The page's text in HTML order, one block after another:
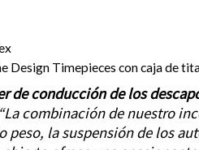
Design Timepieces con caja de
de conducción de los
“La combinación de nuestro
peso, la suspensión de los